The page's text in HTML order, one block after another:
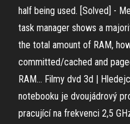
half being used. [Solved] -
task manager shows a
the total amount of RAM,
committed/cached and
RAM… Filmy dvd 3d |
notebooku je dvoujádrový
pracující na frekvenci 2,5